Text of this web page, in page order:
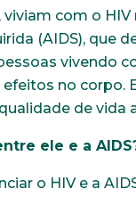
com o HIV
(AIDS), que
vivendo
no
de vida
ele e a
o HIV e a